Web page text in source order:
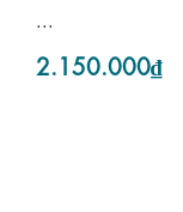
...
2.150.000₫